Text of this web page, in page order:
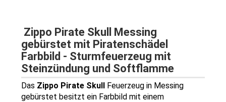
Zippo Pirate Skull Messing
gebürstet mit Piratenschädel
Farbbild - Sturmfeuerzeug mit
Steinzündung und Softflamme
Das Zippo Pirate SkullFeuerzeug in Messing
gebürstet besitzt ein Farbbild mit einem